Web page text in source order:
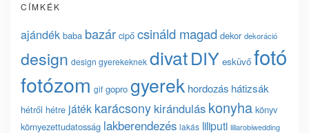
CÍMKÉK
ajándék baba bazár cipő csináld magad dekor dekoráció
design design gyerekeknek divatDIY esküvő fotó
fotózom gif gopro gyerek hordozás hátizsák
hétről hétre játék karácsony kirándulás konyha könyv
környezettudatosság lakberendezés lakás liliputi lillarobiwedding